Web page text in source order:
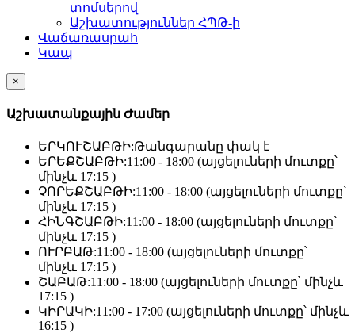
տոմսերով
Աշխատություններ ՀՊԹ-ի
Վաճառասրահ
Կապ
×
Աշխատանքային Ժամեր
ԵՐԿՈՒՇԱԲԹԻ:Թանգարանը փակ է
ԵՐԵՔՇԱԲԹԻ:11:00 - 18:00 (այցելուների մուտքը՝
մինչև 17:15 )
ՉՈՐԵՔՇԱԲԹԻ:11:00 - 18:00 (այցելուների մուտքը՝
մինչև 17:15 )
ՀԻՆԳՇԱԲԹԻ:11:00 - 18:00 (այցելուների մուտքը՝
մինչև 17:15 )
ՈՒՐԲԱԹ:11:00 - 18:00 (այցելուների մուտքը՝
մինչև 17:15 )
ՇԱԲԱԹ:11:00 - 18:00 (այցելուների մուտքը՝ մինչև
17:15 )
ԿԻՐԱԿԻ:11:00 - 17:00 (այցելուների մուտքը՝ մինչև
16:15 )